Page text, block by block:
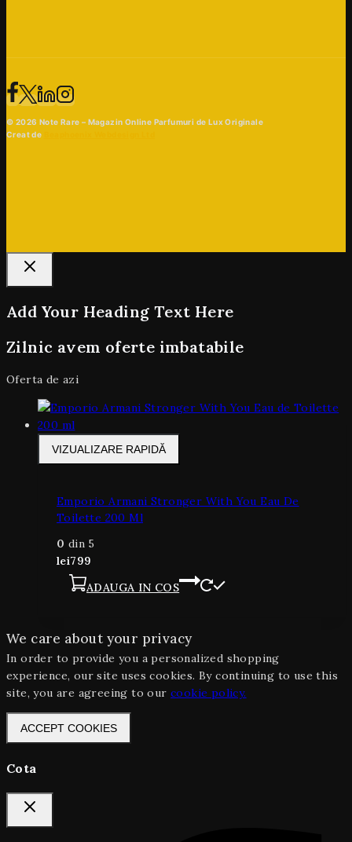
© 2026 Note Rare – Magazin Online Parfumuri de Lux Originale
Creat de
Add Your Heading Text Here
Zilnic avem oferte imbatabile
Oferta de azi
VIZUALIZARE RAPIDĂ
Emporio Armani Stronger With You Eau De
Toilette 200 Ml
0 din 5
lei799
ADAUGA IN COS
We care about your privacy
In order to provide you a personalized shopping
experience, our site uses cookies. By continuing to use this
site, you are agreeing to our cookie policy.
ACCEPT COOKIES
Cota